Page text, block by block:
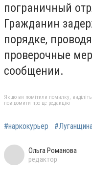
пограничный
Гражданин
порядке,
проверочные
сообщении.
Якщо ви помітили помилку, виділіть
повідомити про це редакцію
#наркокурьер #Луганщина
Ольга Романова
редактор